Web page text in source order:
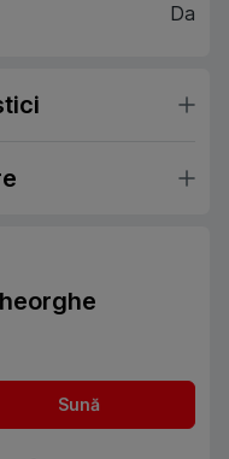
Da
Sună